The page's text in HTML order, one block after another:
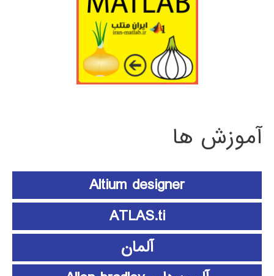
آموزش ها
Altium designer
ATLAS.ti
آلمان